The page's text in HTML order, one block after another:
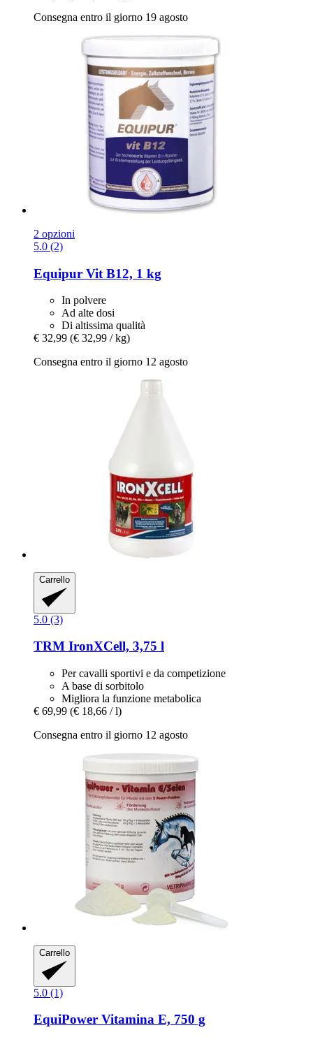
Consegna entro il giorno 19 agosto
2 opzioni
5.0 (2)
Equipur Vit B12, 1 kg
In polvere
Ad alte dosi
Di altissima qualità
€ 32,99 (€ 32,99 / kg)
Consegna entro il giorno 12 agosto
Carrello
5.0 (3)
TRM IronXCell, 3,75 l
Per cavalli sportivi e da competizione
A base di sorbitolo
Migliora la funzione metabolica
€ 69,99 (€ 18,66 / l)
Consegna entro il giorno 12 agosto
Carrello
5.0 (1)
EquiPower Vitamina E, 750 g